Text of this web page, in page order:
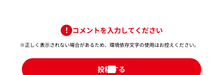
コメントを入力してください
※正しく表示されない場合があるため、環境依存文字の使用はお控えください。​
投稿する